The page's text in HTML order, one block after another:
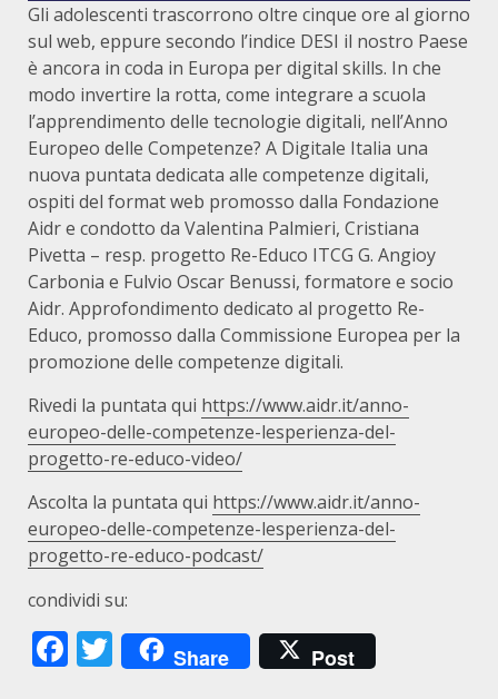
Gli adolescenti trascorrono oltre cinque ore al giorno
sul web, eppure secondo l’indice DESI il nostro Paese
è ancora in coda in Europa per digital skills. In che
modo invertire la rotta, come integrare a scuola
l’apprendimento delle tecnologie digitali, nell’Anno
Europeo delle Competenze? A Digitale Italia una
nuova puntata dedicata alle competenze digitali,
ospiti del format web promosso dalla Fondazione
Aidr e condotto da Valentina Palmieri, Cristiana
Pivetta – resp. progetto Re-Educo ITCG G. Angioy
Carbonia e Fulvio Oscar Benussi, formatore e socio
Aidr. Approfondimento dedicato al progetto Re-
Educo, promosso dalla Commissione Europea per la
promozione delle competenze digitali.
Rivedi la puntata qui https://www.aidr.it/anno-
europeo-delle-competenze-lesperienza-del-
progetto-re-educo-video/
Ascolta la puntata qui https://www.aidr.it/anno-
europeo-delle-competenze-lesperienza-del-
progetto-re-educo-podcast/
condividi su:
Facebook
Twitter
Share Post